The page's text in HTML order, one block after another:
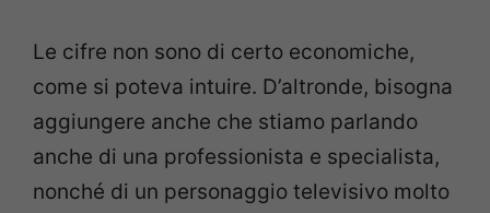
Le cifre non sono di certo economiche,
come si poteva intuire. D’altronde, bisogna
aggiungere anche che stiamo parlando
anche di una professionista e specialista,
nonché di un personaggio televisivo molto